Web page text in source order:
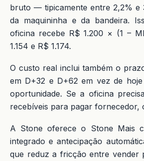
bruto — tipicamente entre 2,2% e
da maquininha e da bandeira.
oficina recebe R$ 1.200 × (1 –
1.154 e R$ 1.174.
O custo real inclui também o
em D+32 e D+62 em vez de
oportunidade. Se a oficina
recebíveis para pagar fornecedor,
A Stone oferece o Stone Mais
integrado e antecipação
que reduz a fricção entre vender